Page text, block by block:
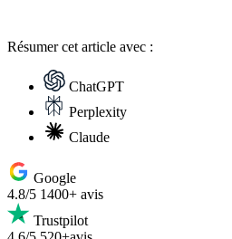
Résumercet article avec :
ChatGPT
Perplexity
Claude
Google
4.8/5 1400+ avis
Trustpilot